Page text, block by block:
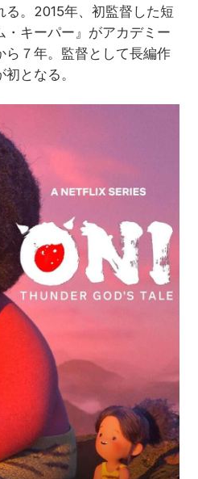
る。2015年、初監督した短
キーパー』がアカデミー
ら７年。監督として長編作
となる。